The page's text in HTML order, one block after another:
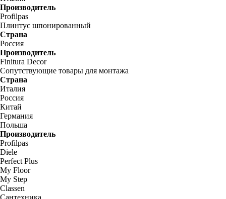
Производитель
Profilpas
Плинтус шпонированный
Страна
Россия
Производитель
Finitura Decor
Сопутствующие товары для монтажа
Страна
Италия
Россия
Китай
Германия
Польша
Производитель
Profilpas
Diele
Perfect Plus
My Floor
My Step
Classen
Сантехника